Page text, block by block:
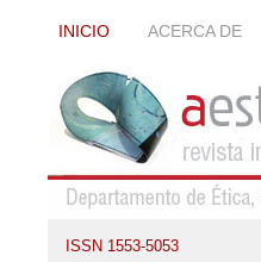
INICIO ACERCA DE
ISSN 1553-5053